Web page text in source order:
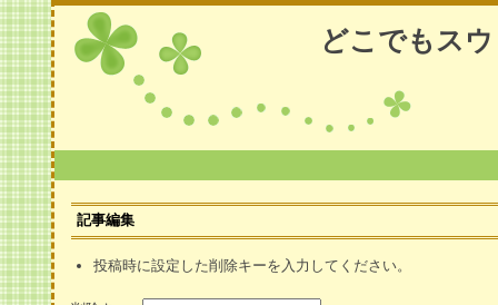
どこでもス
記事編集
投稿時に設定した削除キーを入力してください。